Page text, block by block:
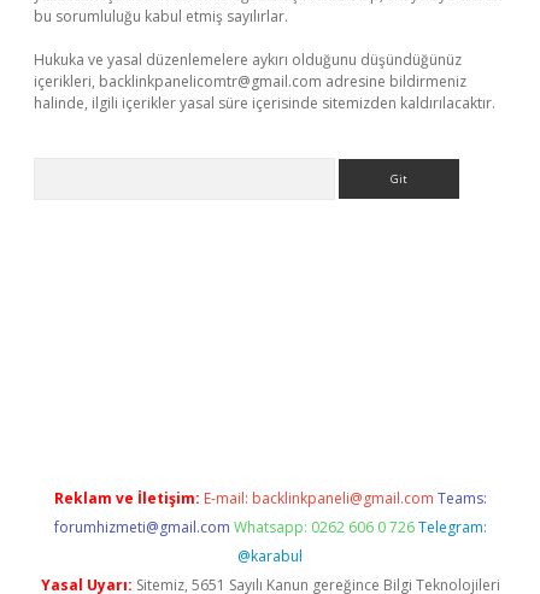
bu sorumluluğu kabul etmiş sayılırlar.
Hukuka ve yasal düzenlemelere aykırı olduğunu düşündüğünüz
içerikleri, backlinkpanelicomtr@gmail.com adresine bildirmeniz
halinde, ilgili içerikler yasal süre içerisinde sitemizden kaldırılacaktır.
Reklam ve İletişim: E-mail: backlinkpaneli@gmail.com Teams:
forumhizmeti@gmail.com Whatsapp: 0262 606 0 726 Telegram:
@karabul
Yasal Uyarı: Sitemiz, 5651 Sayılı Kanun gereğince Bilgi Teknolojileri